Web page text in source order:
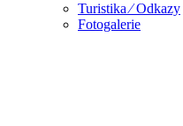
Turistika ⁄ Odkazy
Fotogalerie